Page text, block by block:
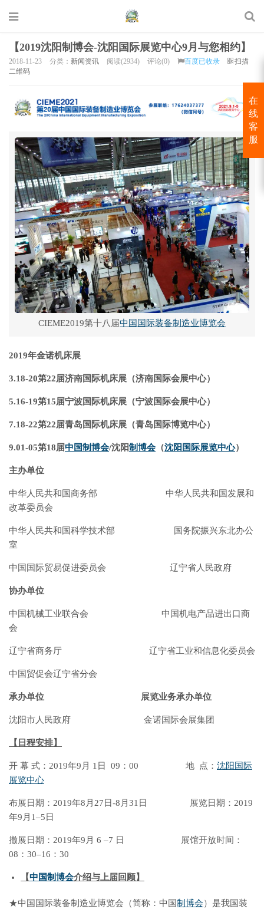
【2019沈阳制博会-沈阳国际展览中心9月与您相约】
2018-11-23 分类： 新闻资讯 阅读(2934) 评论(0) 百度已收录
扫描
二维码
CIEME2019第十八届中国国际装备制造业博览会
2019年金诺机床展
3.18-20第22届济南国际机床展（济南国际会展中心）
5.16-19第15届宁波国际机床展（宁波国际会展中心）
7.18-22第22届青岛国际机床展（青岛国际博览中心）
9.01-05第18届中国制博会/沈阳制博会（沈阳国际展览中心）
主办单位
中华人民共和国商务部 中华人民共和国发展和
改革委员会
中华人民共和国科学技术部 国务院振兴东北办公
室
中国国际贸易促进委员会 辽宁省人民政府
协办单位
中国机械工业联合会 中国机电产品进出口商
会
辽宁省商务厅 辽宁省工业和信息化委员会
中国贸促会辽宁省分会
承办单位 展览业务承办单位
沈阳市人民政府 金诺国际会展集团
【 日程安排】
开 幕 式：2019年9月 1日 09：00 地 点： 沈阳国际
展览中心
布展日期：2019年8月27日-8月31日 展览日期：2019
年9月1–5日
撤展日期：2019年9月 6 –7 日 展馆开放时间：
08：30–16：30
【中国制博会介绍与上届回顾】
★中国国际装备制造业博览会（简称：中国制博会）是我国装
在
线
客
服